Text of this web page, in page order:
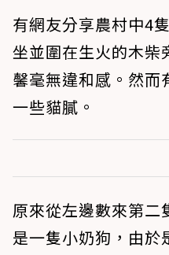
有網友分享農村中4
坐並圍在生火的木柴
馨毫無違和感。然而
一些貓膩。
原來從左邊數來第二
是一隻小奶狗，由於